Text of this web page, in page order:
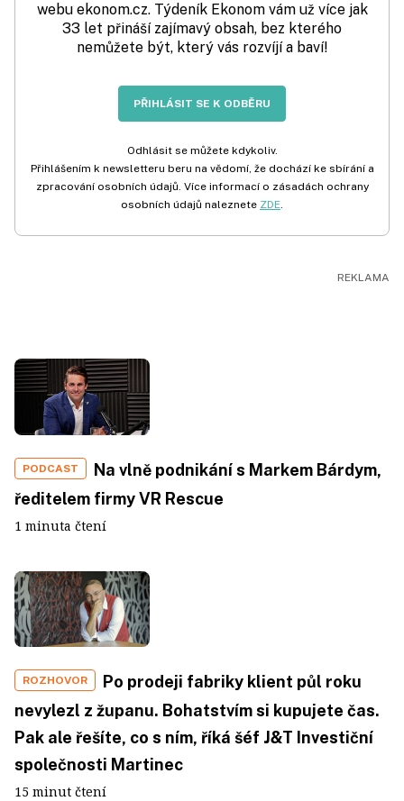
webu ekonom.cz. Týdeník Ekonom vám už více jak
33 let přináší zajímavý obsah, bez kterého
nemůžete být, který vás rozvíjí a baví!
PŘIHLÁSIT SE K ODBĚRU
Odhlásit se můžete kdykoliv.
Přihlášením k newsletteru beru na vědomí, že dochází ke sbírání a
zpracování osobních údajů. Více informací o zásadách ochrany
osobních údajů naleznete ZDE.
PODCAST
Na vlně podnikání s Markem Bárdym,
ředitelem firmy VR Rescue
1 minuta čtení
ROZHOVOR
Po prodeji fabriky klient půl roku
nevylezl z županu. Bohatstvím si kupujete čas.
Pak ale řešíte, co s ním, říká šéf J&T Investiční
společnosti Martinec
15 minut čtení